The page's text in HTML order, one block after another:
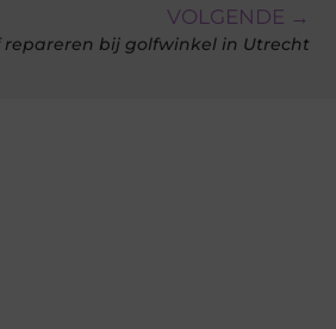
VOLGENDE →
bij golfwinkel in Utrecht